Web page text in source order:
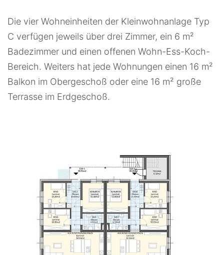
Die vier Wohneinheiten der Kleinwohnanlage Typ
C verfügen jeweils über drei Zimmer, ein 6 m²
Badezimmer und einen offenen Wohn-Ess-Koch-
Bereich. Weiters hat jede Wohnungen einen 16 m²
Balkon im Obergeschoß oder eine 16 m² große
Terrasse im Erdgeschoß.